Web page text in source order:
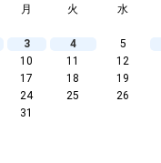
月 火 水
3 4 5
10 11 12
17 18 19
24 25 26
31